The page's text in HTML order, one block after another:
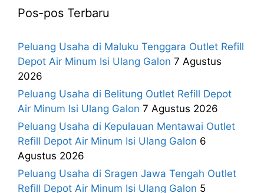
Pos-pos Terbaru
Peluang Usaha di Maluku Tenggara Outlet Refill
Depot Air Minum Isi Ulang Galon 7 Agustus
2026
Peluang Usaha di Belitung Outlet Refill Depot
Air Minum Isi Ulang Galon 7 Agustus 2026
Peluang Usaha di Kepulauan Mentawai Outlet
Refill Depot Air Minum Isi Ulang Galon 6
Agustus 2026
Peluang Usaha di Sragen Jawa Tengah Outlet
Refill Depot Air Minum Isi Ulang Galon 5